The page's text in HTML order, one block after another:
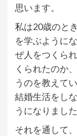
思います。
私は20歳のと
を学ぶように
ぜ人をつくら
くられたのか
うのを教えて
結婚生活をし
うになりました
それを通して